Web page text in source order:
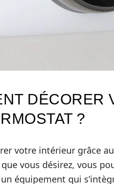
DÉCORER
?
votre intérieur grâce
vous désirez, vous
équipement qui